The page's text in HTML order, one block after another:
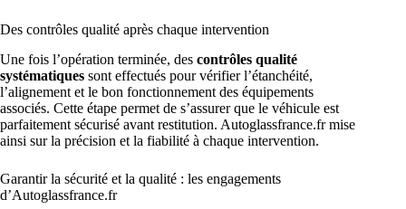
Des contrôles qualité après chaque intervention
Une fois l’opération terminée, des contrôles qualité
systématiques sont effectués pour vérifier l’étanchéité,
l’alignement et le bon fonctionnement des équipements
associés. Cette étape permet de s’assurer que le véhicule est
parfaitement sécurisé avant restitution. Autoglassfrance.fr mise
ainsi sur la précision et la fiabilité à chaque intervention.
Garantir la sécurité et la qualité : les engagements
d’Autoglassfrance.fr